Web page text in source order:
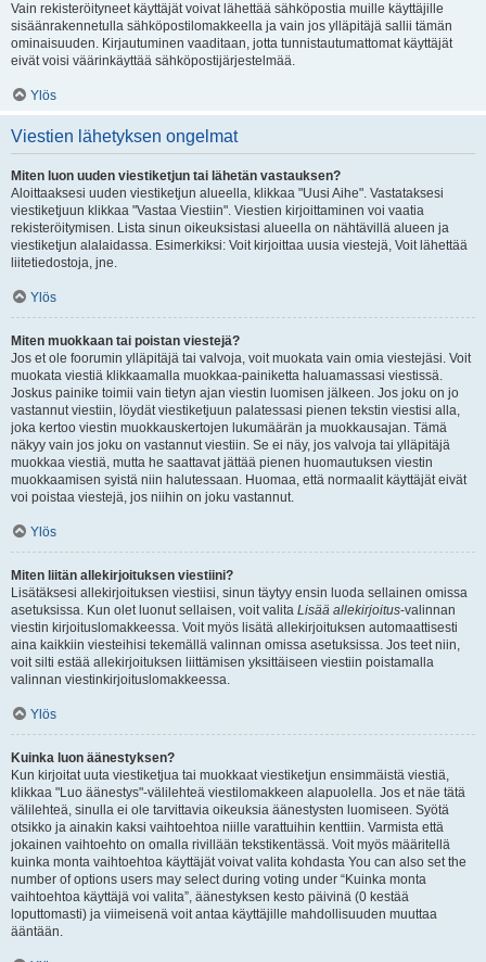
Vain rekisteröityneet käyttäjät voivat lähettää sähköpostia muille käyttäjille
sisäänrakennetulla sähköpostilomakkeella ja vain jos ylläpitäjä sallii tämän
ominaisuuden. Kirjautuminen vaaditaan, jotta tunnistautumattomat käyttäjät
eivät voisi väärinkäyttää sähköpostijärjestelmää.
Ylös
Viestien lähetyksen ongelmat
Miten luon uuden viestiketjun tai lähetän vastauksen?
Aloittaaksesi uuden viestiketjun alueella, klikkaa "Uusi Aihe". Vastataksesi
viestiketjuun klikkaa "Vastaa Viestiin". Viestien kirjoittaminen voi vaatia
rekisteröitymisen. Lista sinun oikeuksistasi alueella on nähtävillä alueen ja
viestiketjun alalaidassa. Esimerkiksi: Voit kirjoittaa uusia viestejä, Voit lähettää
liitetiedostoja, jne.
Ylös
Miten muokkaan tai poistan viestejä?
Jos et ole foorumin ylläpitäjä tai valvoja, voit muokata vain omia viestejäsi. Voit
muokata viestiä klikkaamalla muokkaa-painiketta haluamassasi viestissä.
Joskus painike toimii vain tietyn ajan viestin luomisen jälkeen. Jos joku on jo
vastannut viestiin, löydät viestiketjuun palatessasi pienen tekstin viestisi alla,
joka kertoo viestin muokkauskertojen lukumäärän ja muokkausajan. Tämä
näkyy vain jos joku on vastannut viestiin. Se ei näy, jos valvoja tai ylläpitäjä
muokkaa viestiä, mutta he saattavat jättää pienen huomautuksen viestin
muokkaamisen syistä niin halutessaan. Huomaa, että normaalit käyttäjät eivät
voi poistaa viestejä, jos niihin on joku vastannut.
Ylös
Miten liitän allekirjoituksen viestiini?
Lisätäksesi allekirjoituksen viestiisi, sinun täytyy ensin luoda sellainen omissa
asetuksissa. Kun olet luonut sellaisen, voit valita Lisää allekirjoitus-valinnan
viestin kirjoituslomakkeessa. Voit myös lisätä allekirjoituksen automaattisesti
aina kaikkiin viesteihisi tekemällä valinnan omissa asetuksissa. Jos teet niin,
voit silti estää allekirjoituksen liittämisen yksittäiseen viestiin poistamalla
valinnan viestinkirjoituslomakkeessa.
Ylös
Kuinka luon äänestyksen?
Kun kirjoitat uuta viestiketjua tai muokkaat viestiketjun ensimmäistä viestiä,
klikkaa "Luo äänestys"-välilehteä viestilomakkeen alapuolella. Jos et näe tätä
välilehteä, sinulla ei ole tarvittavia oikeuksia äänestysten luomiseen. Syötä
otsikko ja ainakin kaksi vaihtoehtoa niille varattuihin kenttiin. Varmista että
jokainen vaihtoehto on omalla rivillään tekstikentässä. Voit myös määritellä
kuinka monta vaihtoehtoa käyttäjät voivat valita kohdasta You can also set the
number of options users may select during voting under “Kuinka monta
vaihtoehtoa käyttäjä voi valita”, äänestyksen kesto päivinä (0 kestää
loputtomasti) ja viimeisenä voit antaa käyttäjille mahdollisuuden muuttaa
ääntään.